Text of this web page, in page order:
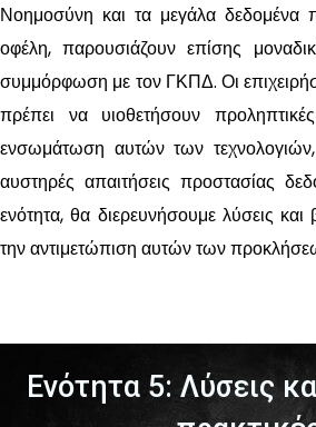
Νοημοσύνη και τα μεγάλα δεδομένα
οφέλη, παρουσιάζουν επίσης
συμμόρφωση με τον ΓΚΠΔ. Οι
πρέπει να υιοθετήσουν
ενσωμάτωση αυτών των
αυστηρές απαιτήσεις προστασίας
ενότητα, θα διερευνήσουμε λύσεις και
την αντιμετώπιση αυτών των
Ενότητα 5: Λύσεις